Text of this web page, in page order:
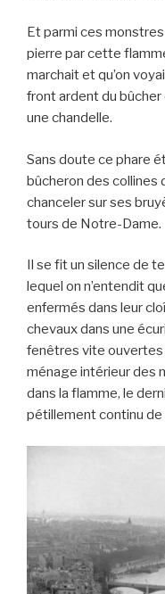
Et parmi ces
pierre par cette
marchait et qu’on
front ardent du
une chandelle.
Sans doute ce phare
bûcheron des collines
chanceler sur ses
tours de Notre-Dame.
Il se fit un silence de
lequel on n’entendit
enfermés dans leur
chevaux dans une
fenêtres vite ouvertes
ménage intérieur des
dans la flamme, le
pétillement continu de